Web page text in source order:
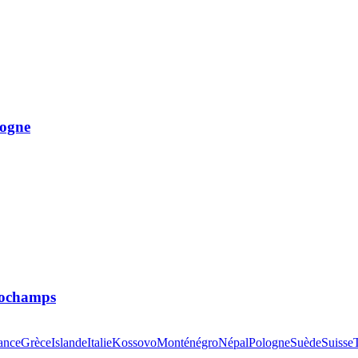
GrèceIslandeItalieKossovoMonténégroNépalPologneSuèdeSuisse